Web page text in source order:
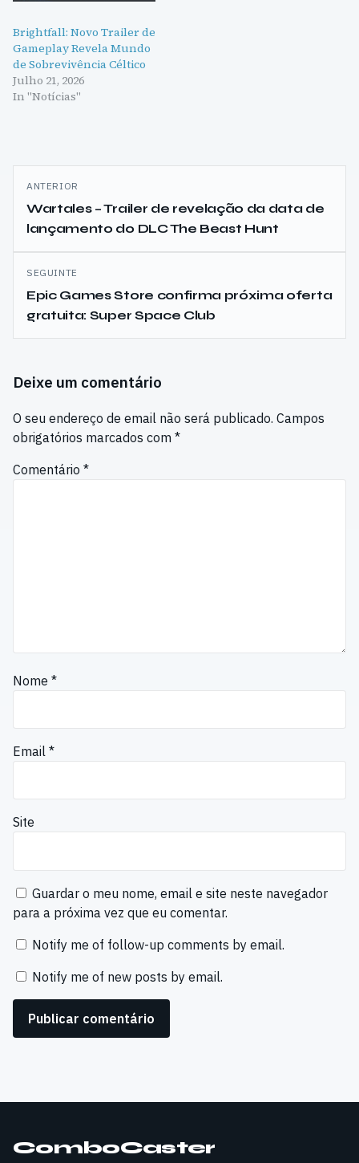
Brightfall: Novo Trailer de
Gameplay Revela Mundo
de Sobrevivência Céltico
Julho 21, 2026
In "Notícias"
Navegação
de
artigos
ANTERIOR
Wartales – Trailer de revelação da data de
lançamento do DLC The Beast Hunt
SEGUINTE
Epic Games Store confirma próxima oferta
gratuita: Super Space Club
Deixe um comentário
O seu endereço de email não será publicado. Campos
obrigatórios marcados com *
Comentário *
Nome *
Email *
Site
Guardar o meu nome, email e site neste navegador
para a próxima vez que eu comentar.
Notify me of follow-up comments by email.
Notify me of new posts by email.
ComboCaster